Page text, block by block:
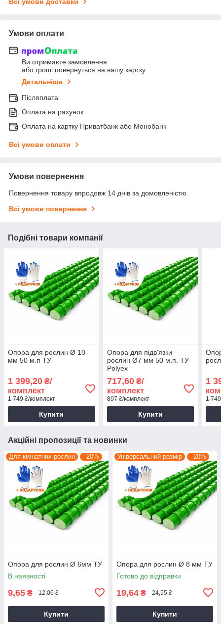
Умови оплати
Ви отримаєте замовлення
або гроші повернуться на вашу картку
Детальніше
Післяплата
Оплата на рахунок
Оплата на картку Приватбанк або Монобанк
Всі умови оплати
Умови повернення
Повернення товару впродовж 14 днів за домовленістю
Всі умови повернення
Подібні товари компанії
Опора для рослин Ø 10
мм 50 м.п ТУ
1 399,20 ₴/
комплект
1 749 ₴/комплект
Купити
Опора для підв'язки
рослин Ø7 мм 50 м.п. ТУ
Polyex
717,60₴/
комплект
897 ₴/комплект
Купити
1
1
Акційні пропозиції та новинки
Для кімнатних рослин –20%
Опора для рослин Ø 6мм ТУ
В наявності
9,65 ₴ 12,06 ₴
Купити
Універсальний розмір –20%
Опора для рослин Ø 8 мм ТУ
Готово до відправки
19,64 ₴ 24,55 ₴
Купити